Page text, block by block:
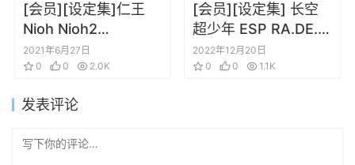
[会员][设定集]仁王
Nioh Nioh2
ARTBOOK
2021年6月27日
0
0 2.0K
[会员][设定集] 长空
超少年 ESP RA.DE.Ψ
Reprint Official
Design Works
2022年12月20日
0
0 1.1K
发表评论